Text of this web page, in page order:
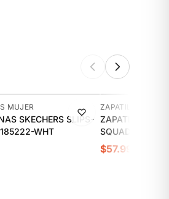
MUJER
SKECHERS SLIPS-
WHT
-11%
ZAPATILLAS
ZAPATILLAS
$57.990